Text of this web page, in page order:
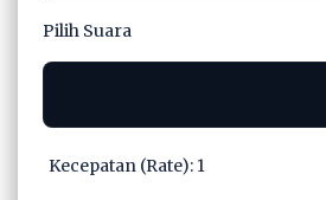
Pilih Suara
Kecepatan (Rate): 1